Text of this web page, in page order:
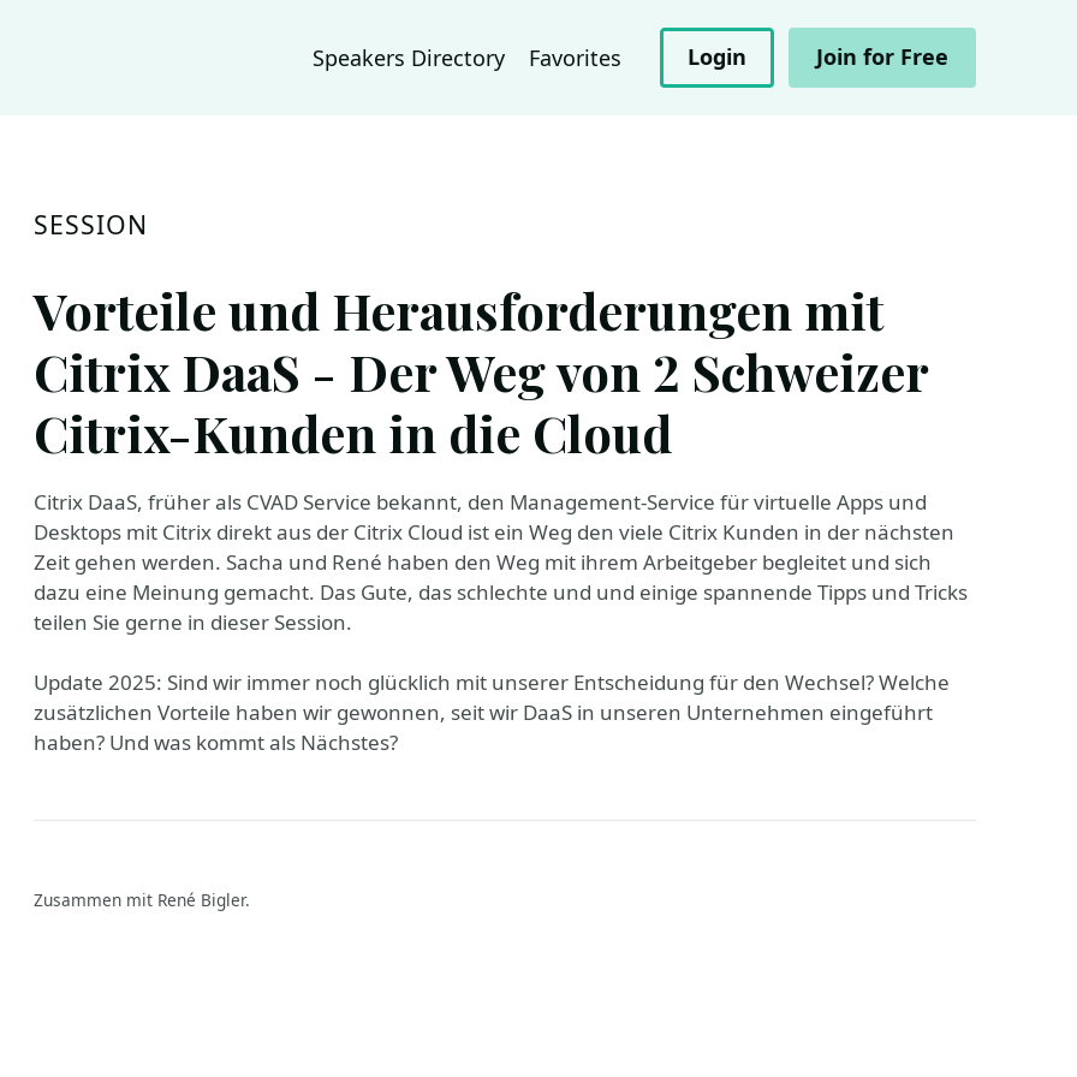
Speakers Directory Favorites Login Join for Free
SESSION
Vorteile und Herausforderungen mit
Citrix DaaS - Der Weg von 2 Schweizer
Citrix-Kunden in die Cloud
Citrix DaaS, früher als CVAD Service bekannt, den Management-Service für virtuelle Apps und
Desktops mit Citrix direkt aus der Citrix Cloud ist ein Weg den viele Citrix Kunden in der nächsten
Zeit gehen werden. Sacha und René haben den Weg mit ihrem Arbeitgeber begleitet und sich
dazu eine Meinung gemacht. Das Gute, das schlechte und und einige spannende Tipps und Tricks
teilen Sie gerne in dieser Session.
Update 2025: Sind wir immer noch glücklich mit unserer Entscheidung für den Wechsel? Welche
zusätzlichen Vorteile haben wir gewonnen, seit wir DaaS in unseren Unternehmen eingeführt
haben? Und was kommt als Nächstes?
Zusammen mit René Bigler.